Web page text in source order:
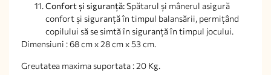
Confort și siguranță:Spătarul și mânerul asigură
confort și siguranță în timpul balansării, permițând
copilului să se simtă în siguranță în timpul jocului.
Dimensiuni : 68 cm x 28 cm x 53 cm.
Greutatea maxima suportata : 20 Kg.